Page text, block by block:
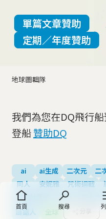
首頁 搜尋
地球圖輯隊
單篇文章贊助
定期／年度贊助
我們為您在DQ飛行
登船贊助DQ
ai ai生成 二次元 二
同人
安妮雅 咒術迴戰
智慧財產權
盜版 超人力
鏈鋸人
全球